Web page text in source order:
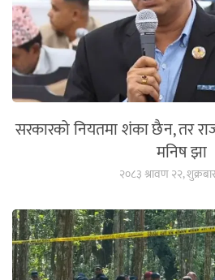
सरकारको नियतमा शंका छैन, तर
मनिष झा
२०८३ श्रावण २२,